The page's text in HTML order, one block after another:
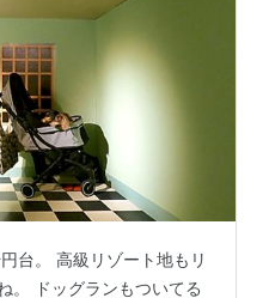
台。 高級リゾート地もリ
。 ドッグランもついてる